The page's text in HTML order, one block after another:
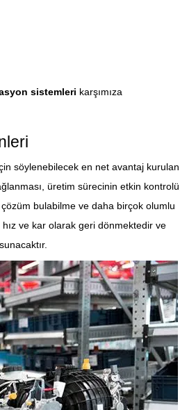
sistemleri karşımıza
söylenebilecek en net avantaj kurulan
üretim sürecinin etkin kontrolü,
bulabilme ve daha birçok olumlu
ve kar olarak geri dönmektedir ve